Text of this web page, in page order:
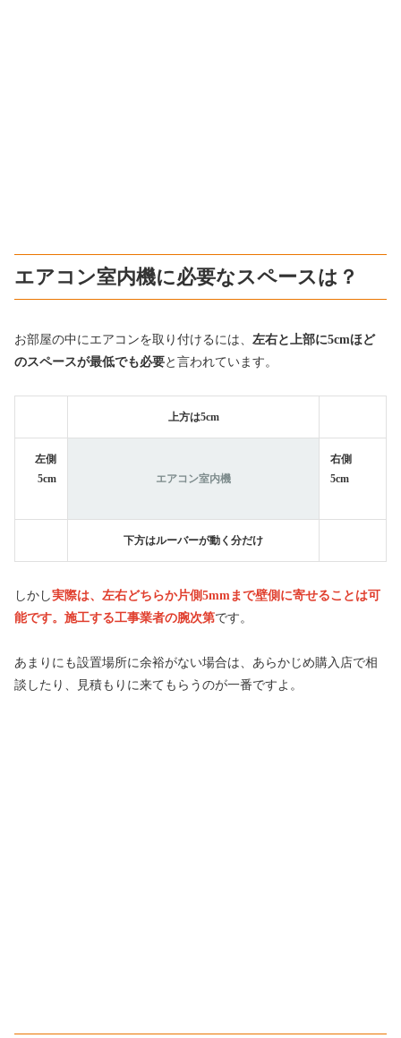
エアコン室内機に必要なスペースは？
お部屋の中にエアコンを取り付けるには、 左右と上部に5cmほど
のスペースが最低でも必要と言われています。
上方は5cm
左側
5cm
エアコン室内機
右側
5cm
下方はルーバーが動く分だけ
しかし実際は、左右どちらか片側5mmまで壁側に寄せることは可
能です。施工する工事業者の腕次第です。
あまりにも設置場所に余裕がない場合は、あらかじめ購入店で相
談したり、見積もりに来てもらうのが一番ですよ。